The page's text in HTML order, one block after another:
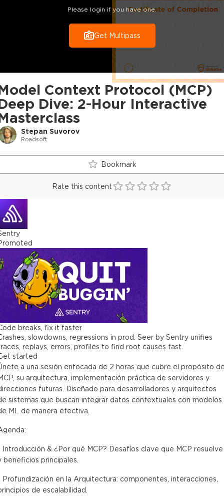
Context Protocol (MCP)
Dive: 2-Hour Interactive
Stepan Suvorov
Roadsoft
Please login if you have one.
Get Multipass
Bookmark
Rate this content
breaks, fix it faster
slowdowns, regressions in prod. Seer by Sentry unifies
replays, errors, profiles to find root causes fast.
started
a una sesión enfocada de 2 horas que cubre el propósito
su arquitectura, implementación práctica de servidores y
futuras. Diseñado para desarrolladores y arquitectos
sistemas que buscan integrar datos contextuales con modelos
ML de manera efectiva.
Introducción & ¿Por qué MCP? Desafíos clave que MCP resuelve
beneficios principales.
Profundización en la Arquitectura: componentes, interacciones,
de escalabilidad.